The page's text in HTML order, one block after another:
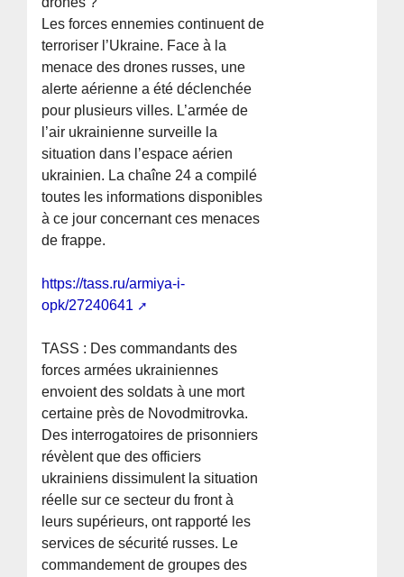
Les forces ennemies continuent de
terroriser l’Ukraine. Face à la
menace des drones russes, une
alerte aérienne a été déclenchée
pour plusieurs villes. L’armée de
l’air ukrainienne surveille la
situation dans l’espace aérien
ukrainien. La chaîne 24 a compilé
toutes les informations disponibles
à ce jour concernant ces menaces
de frappe.
https://tass.ru/armiya-i-
opk/27240641
TASS : Des commandants des
forces armées ukrainiennes
envoient des soldats à une mort
certaine près de Novodmitrovka.
Des interrogatoires de prisonniers
révèlent que des officiers
ukrainiens dissimulent la situation
réelle sur ce secteur du front à
leurs supérieurs, ont rapporté les
services de sécurité russes. Le
commandement de groupes des